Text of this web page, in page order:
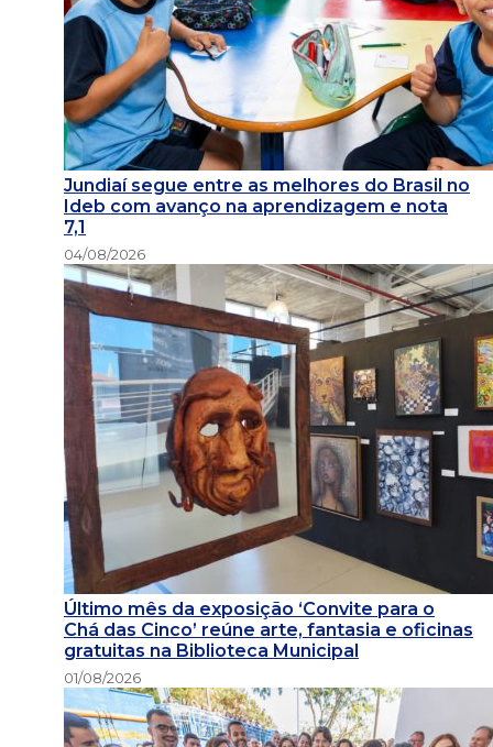
Jundiaí segue entre as melhores do Brasil no
Ideb com avanço na aprendizagem e nota
7,1
04/08/2026
Último mês da exposição ‘Convite para o
Chá das Cinco’ reúne arte, fantasia e oficinas
gratuitas na Biblioteca Municipal
01/08/2026